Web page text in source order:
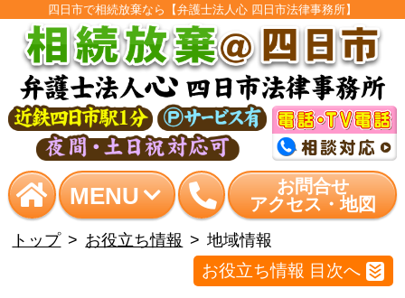
四日市で相続放棄なら【弁護士法人心 四日市法律事務所】
MENU
お問合せ
アクセス・地図
トップ お役立ち情報 地域情報
お役立ち情報 目次へ